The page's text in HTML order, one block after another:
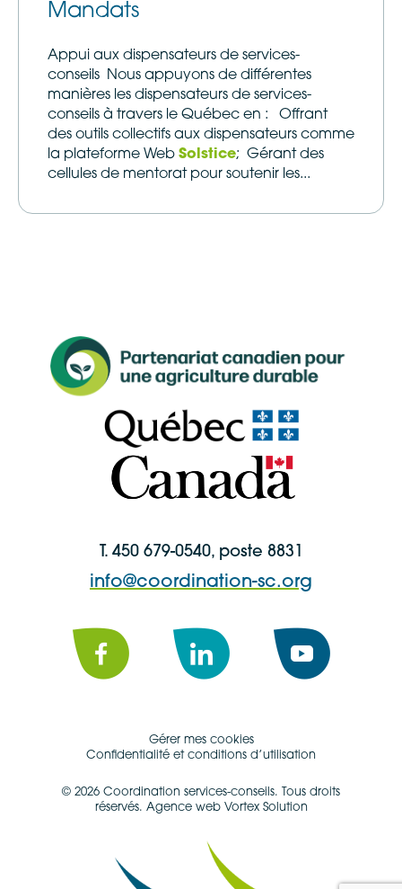
Mandats
Appui aux dispensateurs de services-
conseils Nous appuyons de différentes
manières les dispensateurs de services-
conseils à travers le Québec en : Offrant
des outils collectifs aux dispensateurs comme
la plateforme Web Solstice; Gérant des
cellules de mentorat pour soutenir les...
T. 450 679-0540, poste 8831
info@coordination-sc.org
Facebook LinkedIn YouTube
© 2026 Coordination services-conseils.
Tous droits
réservés. Agence web Vortex Solution
Confidentialité et conditions d’utilisation
Gérer mes cookies